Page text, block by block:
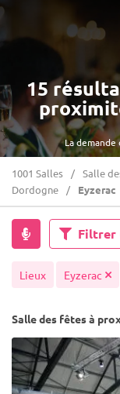
La
15
1001 Salles Salle
Dordogne
Eyzerac
Filtrer
Lieux Eyzerac
Salle des fêtes à